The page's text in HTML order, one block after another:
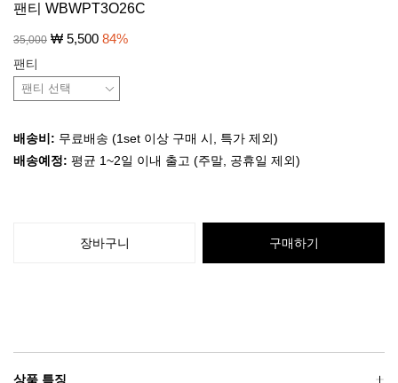
팬티 WBWPT3O26C
35,000 ₩ 5,500 84%
팬티
배송비: 무료배송 (1set 이상 구매 시, 특가 제외)
배송예정: 평균 1~2일 이내 출고 (주말, 공휴일 제외)
장바구니 구매하기
상품 특징